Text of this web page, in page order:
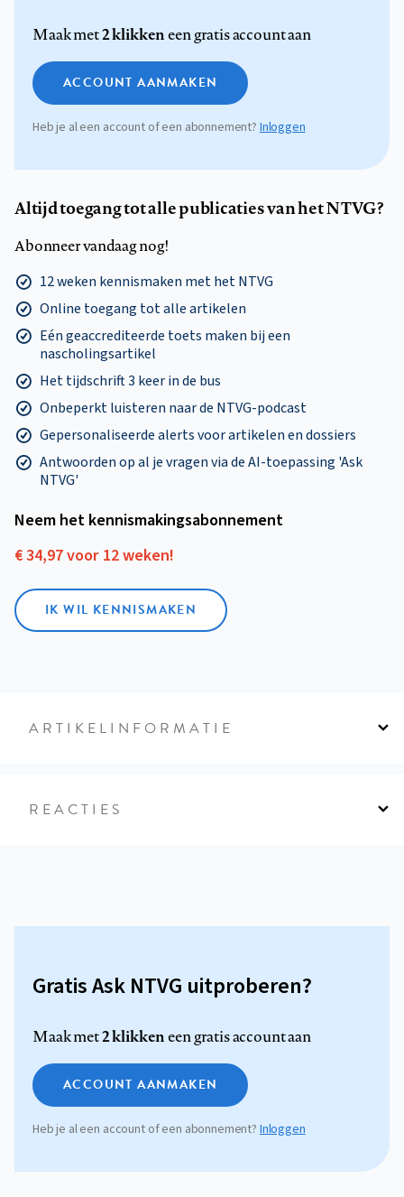
Maak met2 klikkeneen gratis account aan
ACCOUNT AANMAKEN
Heb je al een account of een abonnement? Inloggen
Altijd toegang tot alle publicaties van het NTVG?
Abonneer vandaag nog!
12 weken kennismaken met het NTVG
Online toegang tot alle artikelen
Eén geaccrediteerde toets maken bij een
nascholingsartikel
Het tijdschrift 3 keer in de bus
Onbeperkt luisteren naar de NTVG-podcast
Gepersonaliseerde alerts voor artikelen en dossiers
Antwoorden op al je vragen via de AI-toepassing 'Ask
NTVG'
Neem het kennismakings­abonnement
€ 34,97 voor 12 weken!
IK WIL KENNISMAKEN
ARTIKELINFORMATIE
REACTIES
Gratis Ask NTVG uitproberen?
Maak met2 klikkeneen gratis account aan
ACCOUNT AANMAKEN
Heb je al een account of een abonnement?Inloggen